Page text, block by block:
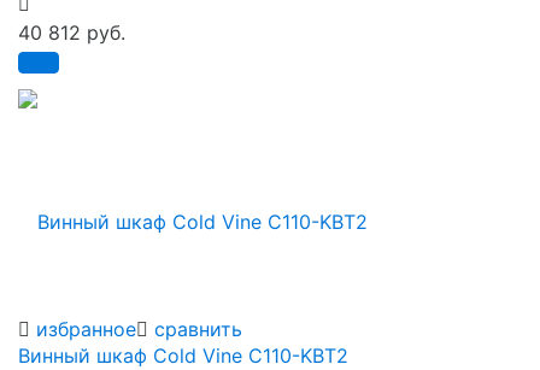
избранное сравнить
40 812 руб.
Винный шкаф Cold Vine C110-KBT2